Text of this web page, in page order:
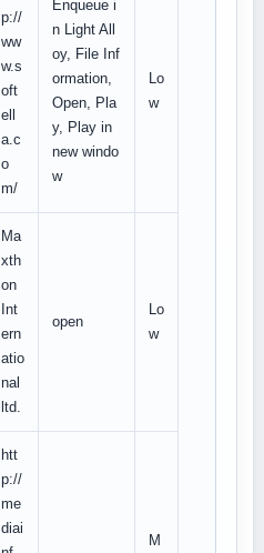
p://
ww
w.s
oft
ell
a.c
o
m/
Enqueue i
n Light All
oy, File Inf
ormation,
Open, Pla
y, Play in
new windo
w
Lo
w
Ma
xth
on
Int
ern
atio
nal
ltd.
open
Lo
w
htt
p://
me
diai
M